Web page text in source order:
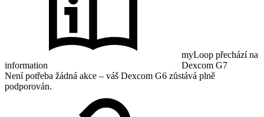
information
myLoop přechází na
Dexcom G7
Není potřeba žádná akce – váš Dexcom G6 zůstává plně
podporován.